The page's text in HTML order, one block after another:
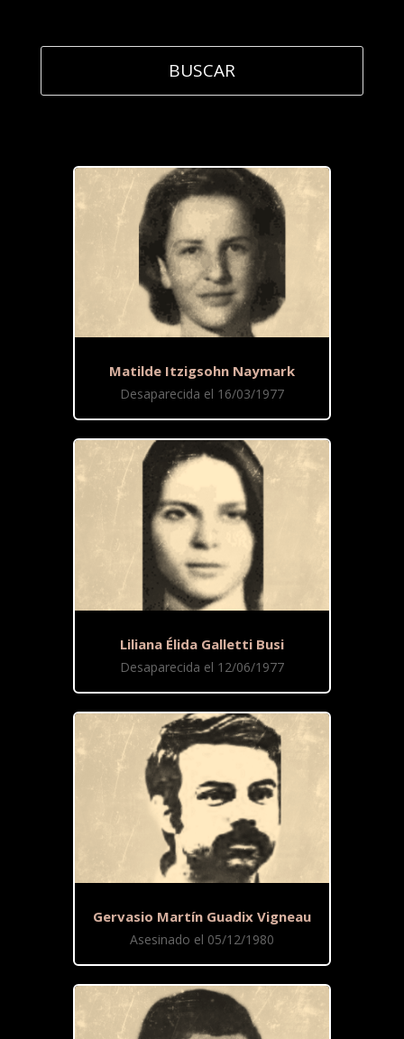
Matilde Itzigsohn Naymark
Desaparecida el 16/03/1977
Liliana Élida Galletti Busi
Desaparecida el 12/06/1977
Gervasio Martín Guadix Vigneau
Asesinado el 05/12/1980